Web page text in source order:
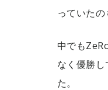
っていた
中でも
なく優勝し
た。